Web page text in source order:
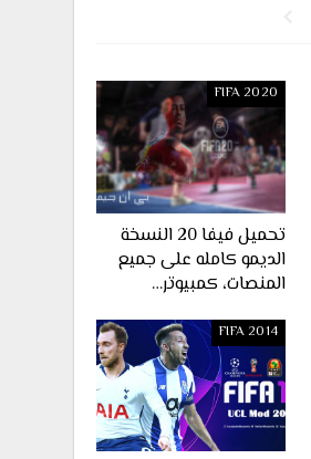
FIFA 2020
تحميل فيفا 20 النسخة
الديمو كامله على جميع
المنصات، كمبيوتر…
FIFA 2014